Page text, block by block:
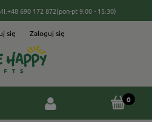
+48 690 172 872(pon-pt 9:00 - 15:30)
się Zaloguj się